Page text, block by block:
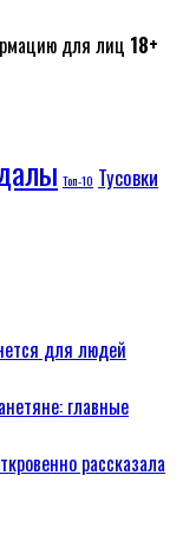
для лиц 18+
Топ-10 Тусовки
для людей
главные
рассказала